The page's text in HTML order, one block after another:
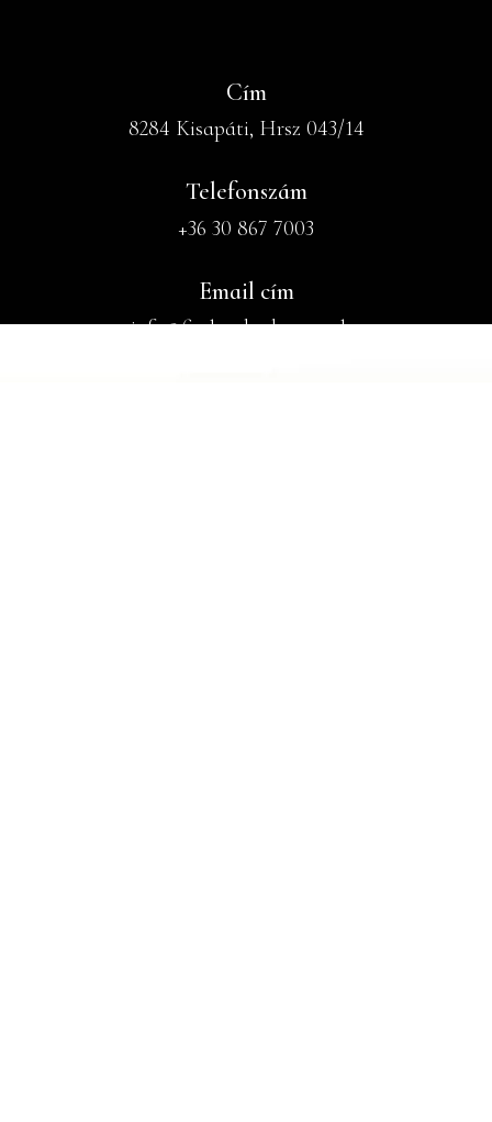
Cím
8284 Kisapáti, Hrsz 043/14
Telefonszám
+36 30 867 7003
Email cím
info@fischer-badacsony.hu